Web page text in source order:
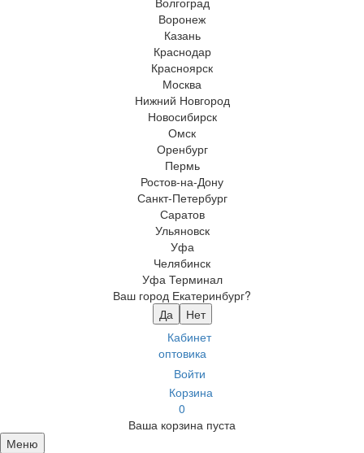
Воронеж
Казань
Краснодар
Красноярск
Москва
Нижний Новгород
Новосибирск
Омск
Оренбург
Пермь
Ростов-на-Дону
Санкт-Петербург
Саратов
Ульяновск
Уфа
Челябинск
Уфа Терминал
Ваш город Екатеринбург?
Да
Нет
Кабинет
оптовика
Войти
Корзина
0
Ваша корзина пуста
Меню